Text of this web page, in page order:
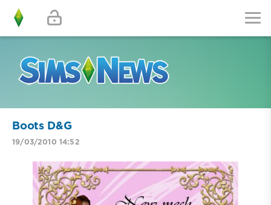
Boots D&G
19/03/2010 14:52